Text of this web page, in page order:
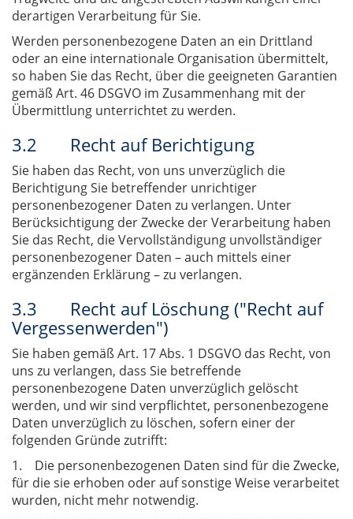
derartigen Verarbeitung für Sie.
Werden personenbezogene Daten an ein Drittland
oder an eine internationale Organisation übermittelt,
so haben Sie das Recht, über die geeigneten Garantien
gemäß Art. 46 DSGVO im Zusammenhang mit der
Übermittlung unterrichtet zu werden.
3.2 Recht auf Berichtigung
Sie haben das Recht, von uns unverzüglich die
Berichtigung Sie betreffender unrichtiger
personenbezogener Daten zu verlangen. Unter
Berücksichtigung der Zwecke der Verarbeitung haben
Sie das Recht, die Vervollständigung unvollständiger
personenbezogener Daten – auch mittels einer
ergänzenden Erklärung – zu verlangen.
3.3 Recht auf Löschung ("Recht auf
Vergessenwerden")
Sie haben gemäß Art. 17 Abs. 1 DSGVO das Recht, von
uns zu verlangen, dass Sie betreffende
personenbezogene Daten unverzüglich gelöscht
werden, und wir sind verpflichtet, personenbezogene
Daten unverzüglich zu löschen, sofern einer der
folgenden Gründe zutrifft:
1. Die personenbezogenen Daten sind für die Zwecke,
für die sie erhoben oder auf sonstige Weise verarbeitet
wurden, nicht mehr notwendig.